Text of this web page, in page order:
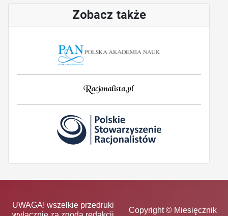
Zobacz także
UWAGA! wszelkie przedruki
Copyright © Miesięcznik